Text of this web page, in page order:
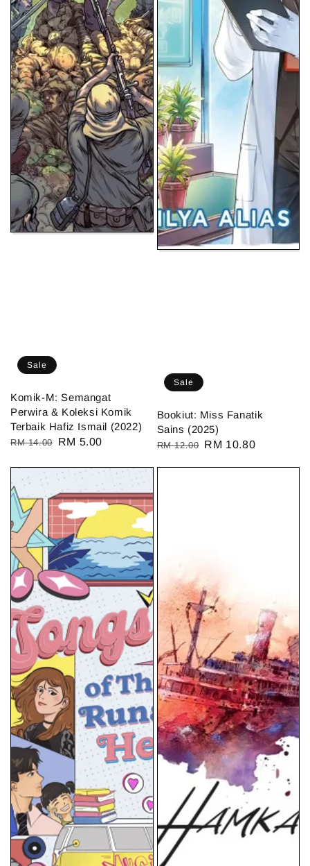
Sale
Komik-M: Semangat
Perwira & Koleksi Komik
Terbaik Hafiz Ismail (2022)
Regular
RM 14.00
Sale
RM 5.00
Sale
Bookiut: Miss Fanatik
Sains (2025)
Regular
RM 12.00 Sale
RM 10.80